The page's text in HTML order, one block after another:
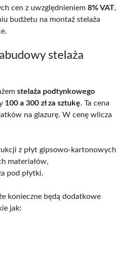
cen z uwzględnieniem 8% VAT,
budżetu na montaż stelaża
stelaża
stelaża podtynkowego
100 a 300 zł za sztukę. Ta cena
na glazurę. W cenę wlicza
z płyt gipsowo-kartonowych
materiałów,
pod płytki.
konieczne będą dodatkowe
jak: